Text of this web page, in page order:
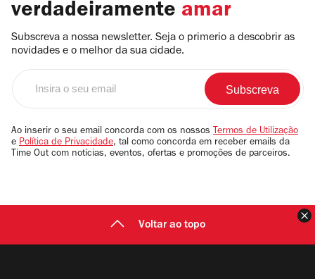
verdadeiramente amar
Subscreva a nossa newsletter. Seja o primerio a descobrir as
novidades e o melhor da sua cidade.
email
Ao inserir o seu email concorda com os nossos Termos de Utilização
e Política de Privacidade, tal como concorda em receber emails da
Time Out com notícias, eventos, ofertas e promoções de parceiros.
Voltar ao topo